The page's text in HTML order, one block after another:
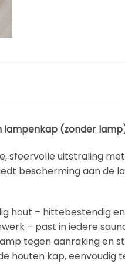
lampenkap (zonder
sfeervolle uitstraling
bescherming aan de
hout – hittebestendig
– past in iedere
tegen aanraking en
houten kap, eenvoudig